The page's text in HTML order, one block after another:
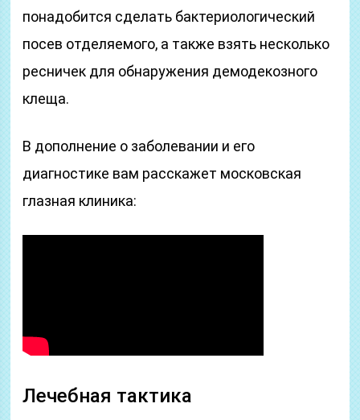
понадобится сделать бактериологический
посев отделяемого, а также взять несколько
ресничек для обнаружения демодекозного
клеща.
В дополнение о заболевании и его
диагностике вам расскажет московская
глазная клиника:
Лечебная тактика